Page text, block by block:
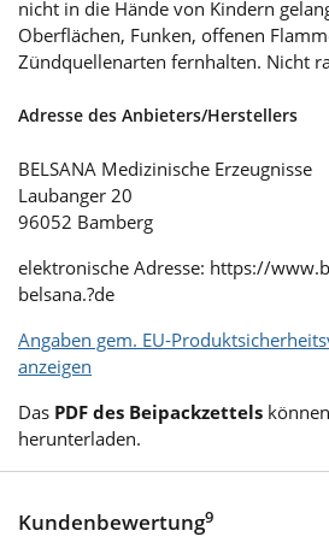
nicht in die Hände von Kindern
Oberflächen, Funken, offenen
Zündquellenarten fernhalten. Nicht
Adresse des Anbieters/Herstellers
BELSANA Medizinische Erzeugnisse
Laubanger 20
96052 Bamberg
elektronische Adresse: https://
belsana.?de
Angaben gem. EU-
anzeigen
Das PDF des Beipackzettels
herunterladen.
Kundenbewertung9